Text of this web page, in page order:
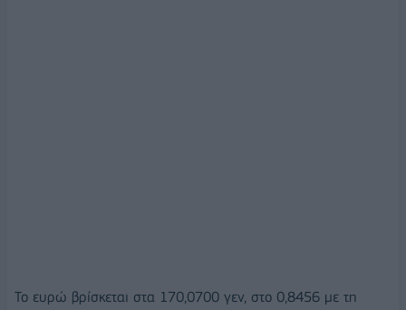
Το ευρώ βρίσκεται στα 170,0700 γεν, στο 0,8456 με τη